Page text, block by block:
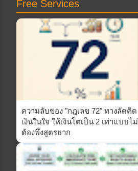
Free Services
ความลับของ "กฎเลข 72" ทางลัดคิด
เงินในใจ ให้เงินโตเป็น 2 เท่าแบบไม่
ต้องพึ่งสูตรยาก